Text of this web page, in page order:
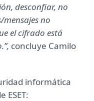
desconfiar, no
no
el cifrado está
concluye Camilo
informática
ESET: